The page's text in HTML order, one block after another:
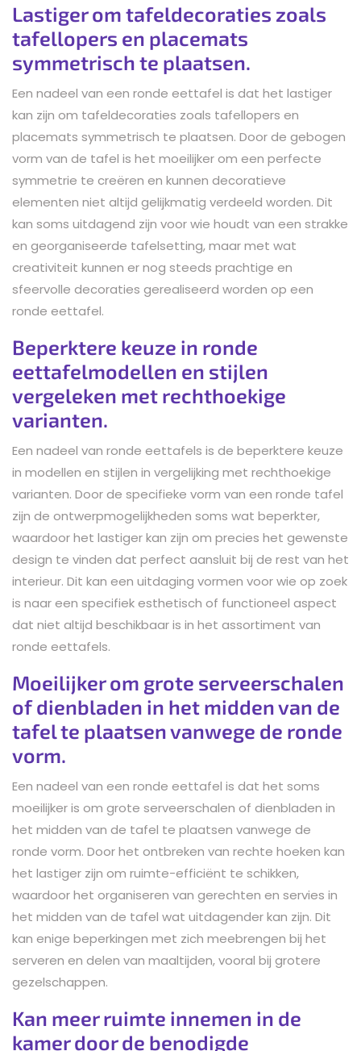
Lastiger om tafeldecoraties zoals
tafellopers en placemats
symmetrisch te plaatsen.
Een nadeel van een ronde eettafel is dat het lastiger
kan zijn om tafeldecoraties zoals tafellopers en
placemats symmetrisch te plaatsen. Door de gebogen
vorm van de tafel is het moeilijker om een perfecte
symmetrie te creëren en kunnen decoratieve
elementen niet altijd gelijkmatig verdeeld worden. Dit
kan soms uitdagend zijn voor wie houdt van een strakke
en georganiseerde tafelsetting, maar met wat
creativiteit kunnen er nog steeds prachtige en
sfeervolle decoraties gerealiseerd worden op een
ronde eettafel.
Beperktere keuze in ronde
eettafelmodellen en stijlen
vergeleken met rechthoekige
varianten.
Een nadeel van ronde eettafels is de beperktere keuze
in modellen en stijlen in vergelijking met rechthoekige
varianten. Door de specifieke vorm van een ronde tafel
zijn de ontwerpmogelijkheden soms wat beperkter,
waardoor het lastiger kan zijn om precies het gewenste
design te vinden dat perfect aansluit bij de rest van het
interieur. Dit kan een uitdaging vormen voor wie op zoek
is naar een specifiek esthetisch of functioneel aspect
dat niet altijd beschikbaar is in het assortiment van
ronde eettafels.
Moeilijker om grote serveerschalen
of dienbladen in het midden van de
tafel te plaatsen vanwege de ronde
vorm.
Een nadeel van een ronde eettafel is dat het soms
moeilijker is om grote serveerschalen of dienbladen in
het midden van de tafel te plaatsen vanwege de
ronde vorm. Door het ontbreken van rechte hoeken kan
het lastiger zijn om ruimte-efficiënt te schikken,
waardoor het organiseren van gerechten en servies in
het midden van de tafel wat uitdagender kan zijn. Dit
kan enige beperkingen met zich meebrengen bij het
serveren en delen van maaltijden, vooral bij grotere
gezelschappen.
Kan meer ruimte innemen in de
kamer door de benodigde